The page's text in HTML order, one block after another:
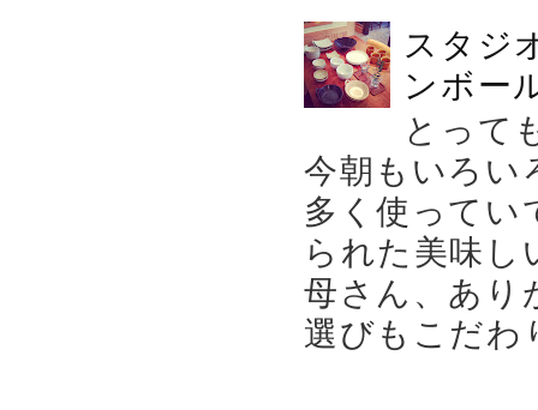
スタジ
ンボー
とって
今朝もいろい
多く使ってい
られた美味
母さん、あり
選びもこだ